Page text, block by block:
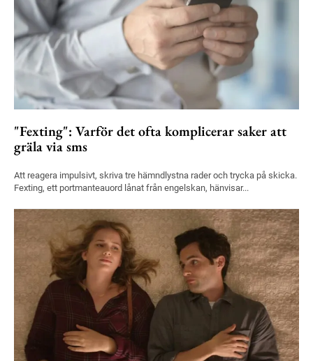
"Fexting": Varför det ofta komplicerar saker att
gräla via sms
Att reagera impulsivt, skriva tre hämndlystna rader och trycka på skicka.
Fexting, ett portmanteauord lånat från engelskan, hänvisar...